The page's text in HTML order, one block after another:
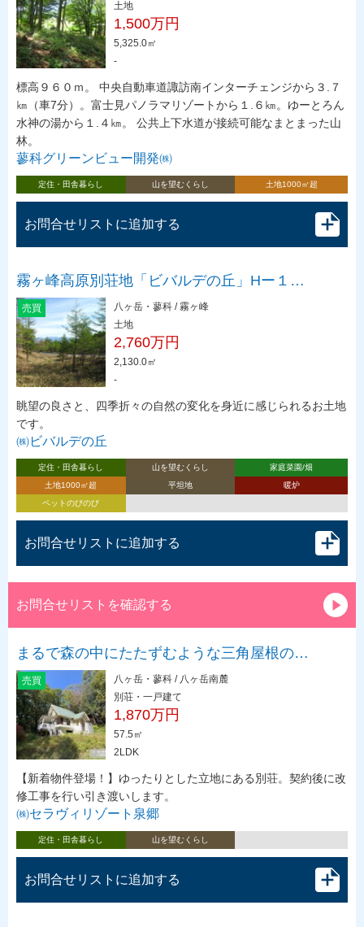
土地
1,500万円
5,325.0㎡
-
標高９６０ｍ。 中央自動車道諏訪南インターチェンジから３.７
㎞（車7分）。富士見パノラマリゾートから１.６㎞。ゆーとろん
水神の湯から１.４㎞。 公共上下水道が接続可能なまとまった山
林。
蓼科グリーンビュー開発㈱
定住・田舎暮らし 山を望むくらし 土地1000㎡超
お問合せリストに追加する
霧ヶ峰高原別荘地「ビバルデの丘」Hー１…
売買
八ヶ岳・蓼科 / 霧ヶ峰
土地
2,760万円
2,130.0㎡
-
眺望の良さと、四季折々の自然の変化を身近に感じられるお土地
です。
㈱ビバルデの丘
定住・田舎暮らし 山を望むくらし
家庭菜園/畑
土地1000㎡超
平坦地
暖炉
ペットのびのび
お問合せリストに追加する
お問合せリストを確認する
まるで森の中にたたずむような三角屋根の…
売買
八ヶ岳・蓼科 / 八ヶ岳南麓
別荘・一戸建て
1,870万円
57.5㎡
2LDK
【新着物件登場！】ゆったりとした立地にある別荘。契約後に改
修工事を行い引き渡いします。
㈱セラヴィリゾート泉郷
定住・田舎暮らし 山を望むくらし
お問合せリストに追加する